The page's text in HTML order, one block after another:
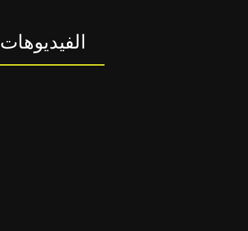
الفيديوهات